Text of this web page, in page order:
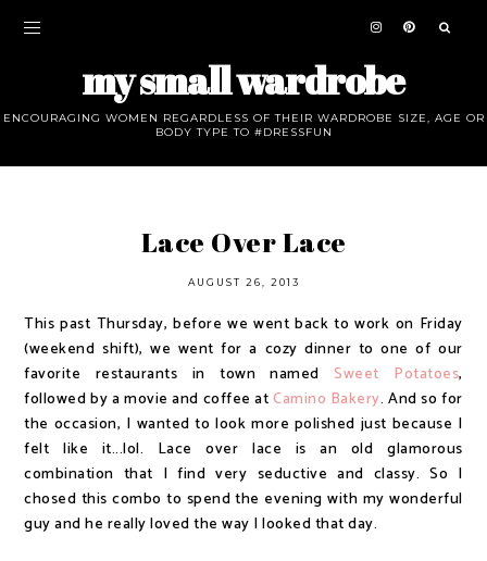
my small wardrobe
ENCOURAGING WOMEN REGARDLESS OF THEIR WARDROBE SIZE, AGE OR
BODY TYPE TO #DRESSFUN
Lace Over Lace
AUGUST 26, 2013
This past Thursday, before we went back to work on Friday
(weekend shift), we went for a cozy dinner to one of our
favorite restaurants in town namedSweet Potatoes,
followed by a movie and coffee atCamino Bakery. And so for
the occasion, I wanted to look more polished just because I
felt like it...lol. Lace over lace is an old glamorous
combination that I find very seductive and classy. So I
chosed this combo to spend the evening with my wonderful
guy and he really loved the way I looked that day.